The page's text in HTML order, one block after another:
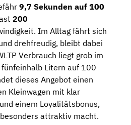
9,7 Sekunden auf 100
200
Im Alltag fährt sich
drehfreudig, bleibt dabei
Verbrauch liegt grob im
Litern auf 100
dieses Angebot einen
Kleinwagen mit klar
einem Loyalitätsbonus,
attraktiv macht.